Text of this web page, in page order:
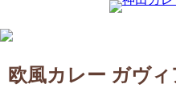
欧風カレー ガヴ